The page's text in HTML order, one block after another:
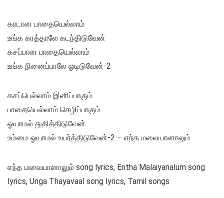
கரடான பாதையெல்லாம்
உங்க கரத்தாலே கடந்திடுவேன்
கசப்பான பாதையெல்லாம்
உங்க நினைப்பாலே ஓடிடுவேன்-2
கசப்பெல்லாம் இனிப்பாகும்
பாதையெல்லாம் செழிப்பாகும்
ஓயாமல் துதித்திடுவேன்
உம்மை ஓயாமல் உயர்த்திடுவேன்-2 – எந்த மலையானாலும்
எந்த மலையானாலும் song lyrics, Entha Malaiyanalum song
lyrics, Unga Thayavaal song lyrics, Tamil songs